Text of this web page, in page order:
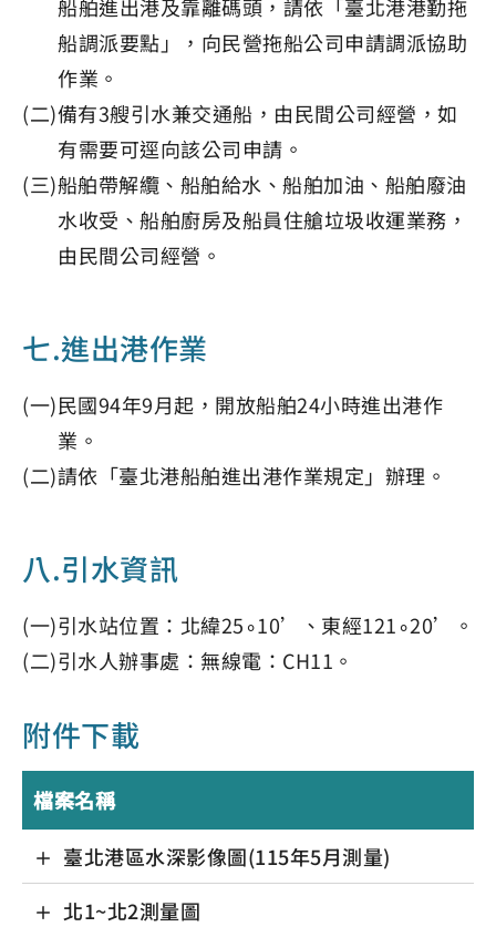
船舶進出港及靠離碼頭，請依「臺北港港勤拖
船調派要點」，向民營拖船公司申請調派協助
作業。
(二)備有3艘引水兼交通船，由民間公司經營，如
有需要可逕向該公司申請。
(三)船舶帶解纜、船舶給水、船舶加油、船舶廢油
水收受、船舶廚房及船員住艙垃圾收運業務，
由民間公司經營。
七.進出港作業
(一)民國94年9月起，開放船舶24小時進出港作
業。
(二)請依「臺北港船舶進出港作業規定」辦理。
八.引水資訊
(一)引水站位置：北緯25∘10’、東經121∘20’。
(二)引水人辦事處：無線電：CH11。
附件下載
檔案名稱
臺北港區水深影像圖(115年5月測量)
北1~北2測量圖